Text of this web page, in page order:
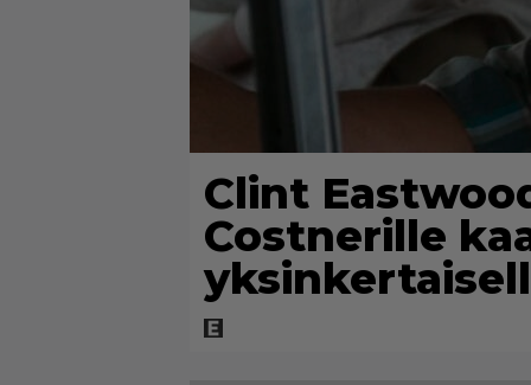
Clint
Costnerille